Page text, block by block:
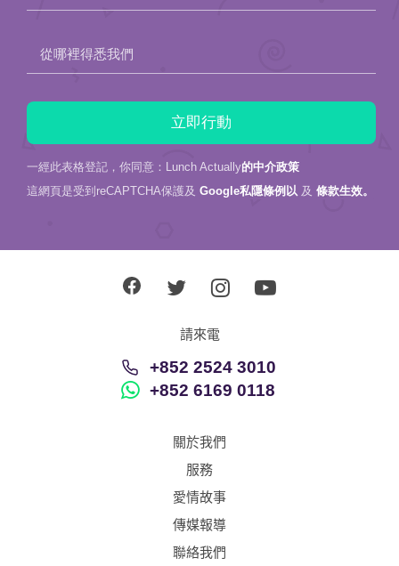
從哪裡得悉我們
一經此表格登記，你同意：Lunch Actually的中介政策
這網頁是受到reCAPTCHA保護及 Google私隱條例以 及 條款生效。
請來電
+852 2524 3010
+852 6169 0118
關於我們
服務
愛情故事
傳媒報導
聯絡我們